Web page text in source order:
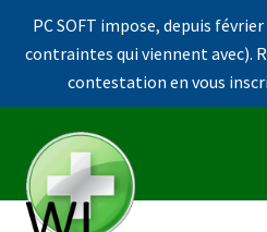
PC SOFT impose, depuis
contraintes qui viennent avec).
contestation en vous
contenu
principal